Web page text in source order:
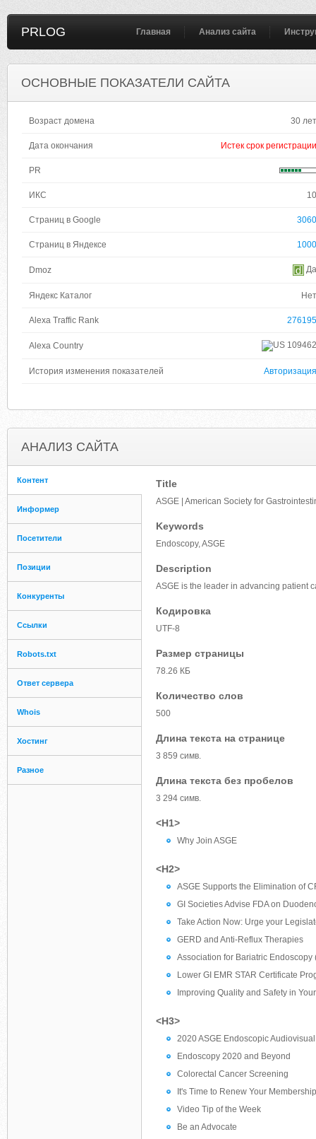
PRLOG Главная Анализ сайта
ОСНОВНЫЕ ПОКАЗАТЕЛИ САЙТА
Возраст домена 30 лет
Дата окончания Истек срок регистрации
PR
ИКС 10
Страниц в Google 3060
Страниц в Яндексе 1000
Dmoz Да
Яндекс Каталог Нет
Alexa Traffic Rank 276195
Alexa Country 109462
История изменения показателей Авторизация
АНАЛИЗ САЙТА
Контент
Информер
Посетители
Позиции
Конкуренты
Ссылки
Robots.txt
Ответ сервера
Whois
Хостинг
Разное
Title
ASGE | American Society for
Keywords
Endoscopy, ASGE
Description
ASGE is the leader in advancing patient
Кодировка
UTF-8
Размер страницы
78.26 КБ
Количество слов
500
Длина текста на странице
3 859 симв.
Длина текста без пробелов
3 294 симв.
<H1>
Why Join ASGE
<H2>
ASGE Supports the Elimination of
GI Societies Advise FDA on
Take Action Now: Urge your
GERD and Anti-Reflux Therapies
Association for Bariatric Endoscopy
Lower GI EMR STAR Certificate
Improving Quality and Safety in
<H3>
2020 ASGE Endoscopic
Endoscopy 2020 and Beyond
Colorectal Cancer Screening
It's Time to Renew Your Membership
Video Tip of the Week
Be an Advocate